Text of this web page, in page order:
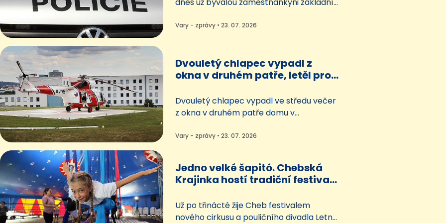
dnes už bývalou zaměstnankyni základní
partnera. Podle dostupných informací
od nich lákali i videa a fotografie s
pornografickou…
Vary - zprávy • 23. 07. 2026
Dvouletý chlapec vypadl z
okna v druhém patře, letěl pro
Dvouletý chlapec vypadl ve středu večer
z okna v druhém patře domu v
podezřením na vážná zranění jej do
Vary - zprávy • 23. 07. 2026
Jedno velké šapitó. Chebská
Krajinka hostí tradiční festival
Už po třinácté žije Cheb festivalem
nového cirkusu a pouličního divadla Letní